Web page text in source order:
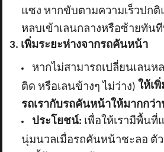
แซง หากขับตามความเร็วปกติ
หลบเข้าเลนกลางหรือซ้ายทัน
3. เพิ่มระยะห่างจากรถคันหน้า
หากไม่สามารถเปลี่ยนเลนห
ติด หรือเลนข้างๆ ไม่ว่าง) ให้เ
รถเรากับรถคันหน้าให้มากกว่
ประโยชน์: เพื่อให้เรามีพื้นที่
นุ่มนวลเมื่อรถคันหน้าชะลอ ตั